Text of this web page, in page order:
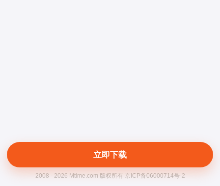
立即下载
2008 - 2026 Mtime.com 版权所有 京ICP备06000714号-2